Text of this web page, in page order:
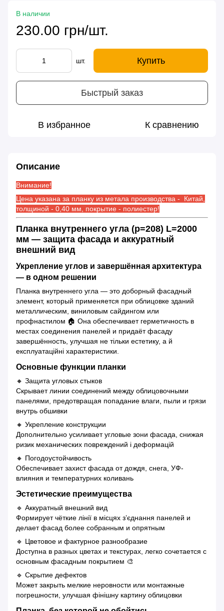
В наличии
230.00 грн/шт.
шт. Купить
Быстрый заказ
В избранное К сравнению
Описание
Внимание!
Цена указана за планку из метала производства - Китай,
толщиной - 0,40 мм, покрытие - полиестер!
Планка внутреннего угла (р=208) L=2000
мм — защита фасада и аккуратный
внешний вид
Укрепление углов и завершённая архитектура
— в одном решении
Планка внутреннего угла — это доборный фасадный
элемент, который применяется при облицовке зданий
металлическим, виниловым сайдингом или
профнастилом 🏠 Она обеспечивает герметичность в
местах соединения панелей и придаёт фасаду
завершённость, улучшая не тільки естетику, а й
експлуатаційні характеристики.
Основные функции планки
🔸 Защита угловых стыков
Скрывает линии соединений между облицовочными
панелями, предотвращая попадание влаги, пыли и грязи
внутрь обшивки
🔸 Укрепление конструкции
Дополнительно усиливает угловые зони фасада, снижая
ризик механических повреждений і деформацій
🔸 Погодоустойчивость
Обеспечивает захист фасада от дождя, снега, УФ-
влияния и температурних коливань
Эстетические преимущества
🔹 Аккуратный внешний вид
Формирует чёткие лінії в місцях з’єднання панелей и
делает фасад более собранным и опрятным
🔹 Цветовое и фактурное разнообразие
Доступна в разных цветах и текстурах, легко сочетается с
основным фасадным покрытием 🎨
🔹 Скрытие дефектов
Может закрыть мелкие неровности или монтажные
погрешности, улучшая фінішну картину облицовки